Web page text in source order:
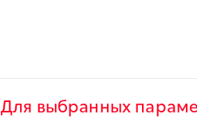
Для выбранных